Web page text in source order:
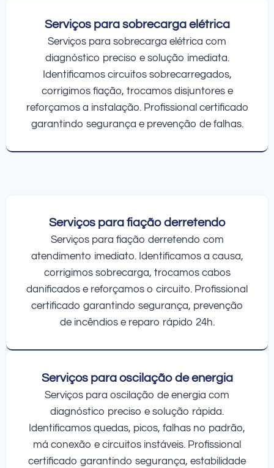
Serviços para sobrecarga elétrica
Serviços para sobrecarga elétrica com
diagnóstico preciso e solução imediata.
Identificamos circuitos sobrecarregados,
corrigimos fiação, trocamos disjuntores e
reforçamos a instalação. Profissional certificado
garantindo segurança e prevenção de falhas.
Serviços para fiação derretendo
Serviços para fiação derretendo com
atendimento imediato. Identificamos a causa,
corrigimos sobrecarga, trocamos cabos
danificados e reforçamos o circuito. Profissional
certificado garantindo segurança, prevenção
de incêndios e reparo rápido 24h.
Serviços para oscilação de energia
Serviços para oscilação de energia com
diagnóstico preciso e solução rápida.
Identificamos quedas, picos, falhas no padrão,
má conexão e circuitos instáveis. Profissional
certificado garantindo segurança, estabilidade